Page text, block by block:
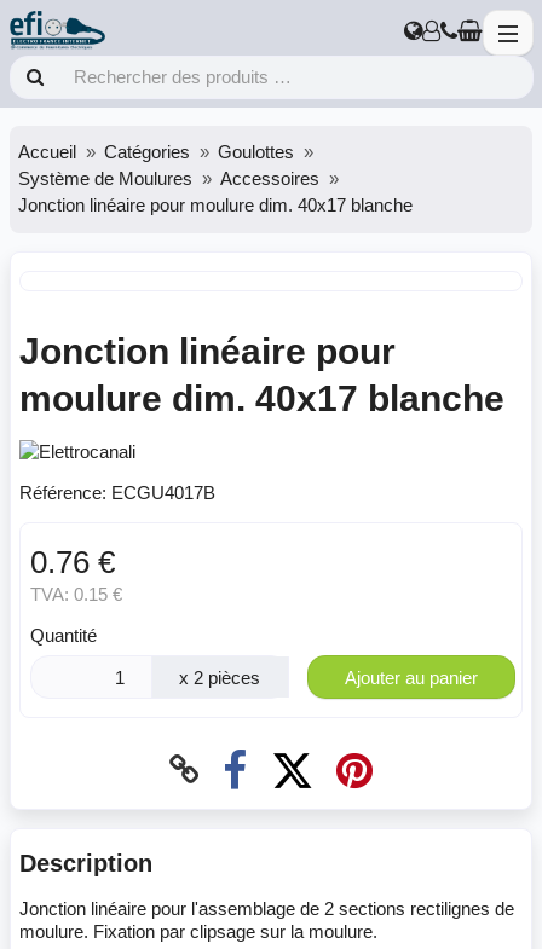
Accueil Catégories
Goulottes
Système de Moulures
Accessoires
Jonction linéaire pour moulure dim. 40x17 blanche
Jonction linéaire pour
moulure dim. 40x17 blanche
Référence: ECGU4017B
0.76 €
TVA: 0.15 €
Quantité
x 2 pièces Ajouter au panier
Description
Jonction linéaire pour l'assemblage de 2 sections rectilignes de
moulure. Fixation par clipsage sur la moulure.